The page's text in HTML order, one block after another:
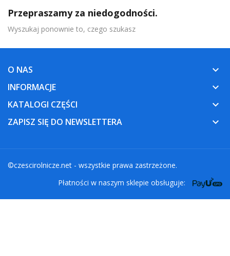
Przepraszamy za niedogodności.
Wyszukaj ponownie to, czego szukasz
O NAS keyboard_arrow_down
INFORMACJE keyboard_arrow_down
KATALOGI CZĘŚCI keyboard_arrow_down
ZAPISZ SIĘ DO NEWSLETTERA keyboard_arrow_down
©czescirolnicze.net - wszystkie prawa zastrzeżone.
Płatności w naszym sklepie obsługuje: